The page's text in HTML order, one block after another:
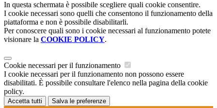
In questa schermata è possibile scegliere quali cookie consentire.
I cookie necessari sono quelli che consentono il funzionamento della
piattaforma e non è possibile disabilitarli.
Per conoscere quali sono i cookie necessari al funzionamento potete
visionare la COOKIE POLICY.
Cookie necessari per il funzionamento
I cookie necessari per il funzionamento non possono essere
disabilitati. È possibile consultare l'elenco nella pagina della cookie
policy.
Accetta tutti Salva le preferenze